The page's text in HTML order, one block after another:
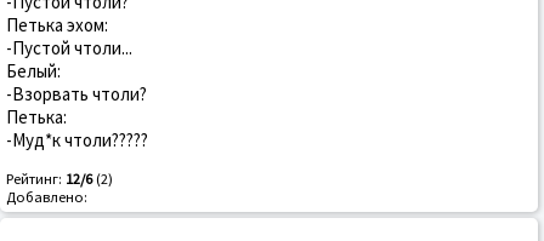
Петька эхом:
-Пустой чтоли...
Белый:
-Взорвать чтоли?
Петька:
-Муд*к чтоли?????
Рейтинг: 12/6(2)
Добавлено: